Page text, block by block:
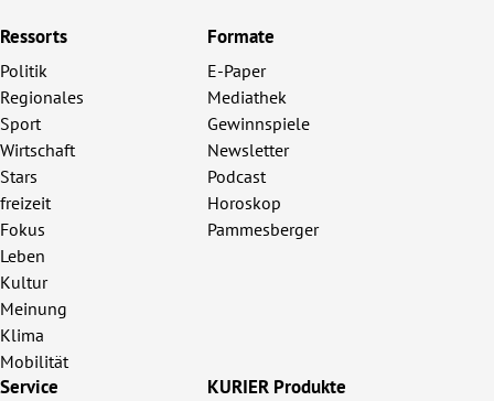
Ressorts
Politik
Regionales
Sport
Wirtschaft
Stars
freizeit
Fokus
Leben
Kultur
Meinung
Klima
Mobilität
Formate
E-Paper
Mediathek
Gewinnspiele
Newsletter
Podcast
Horoskop
Pammesberger
Service KURIER Produkte